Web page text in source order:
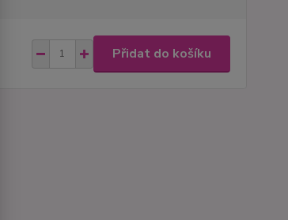
Přidat do košíku